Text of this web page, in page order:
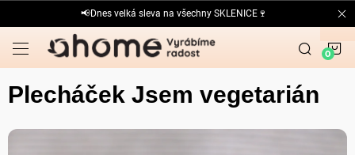
na
obsah
📢Dnes velká sleva na všechny SKLENICE🍷
Plecháček Jsem vegetarián